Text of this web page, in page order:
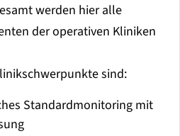
werden hier alle
der operativen Kliniken
sind:
Standardmonitoring mit